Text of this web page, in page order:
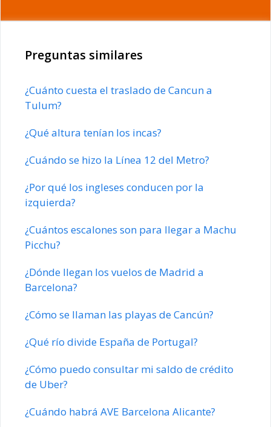
Preguntas similares
¿Cuánto cuesta el traslado de Cancun a
Tulum?
¿Qué altura tenían los incas?
¿Cuándo se hizo la Línea 12 del Metro?
¿Por qué los ingleses conducen por la
izquierda?
¿Cuántos escalones son para llegar a Machu
Picchu?
¿Dónde llegan los vuelos de Madrid a
Barcelona?
¿Cómo se llaman las playas de Cancún?
¿Qué río divide España de Portugal?
¿Cómo puedo consultar mi saldo de crédito
de Uber?
¿Cuándo habrá AVE Barcelona Alicante?